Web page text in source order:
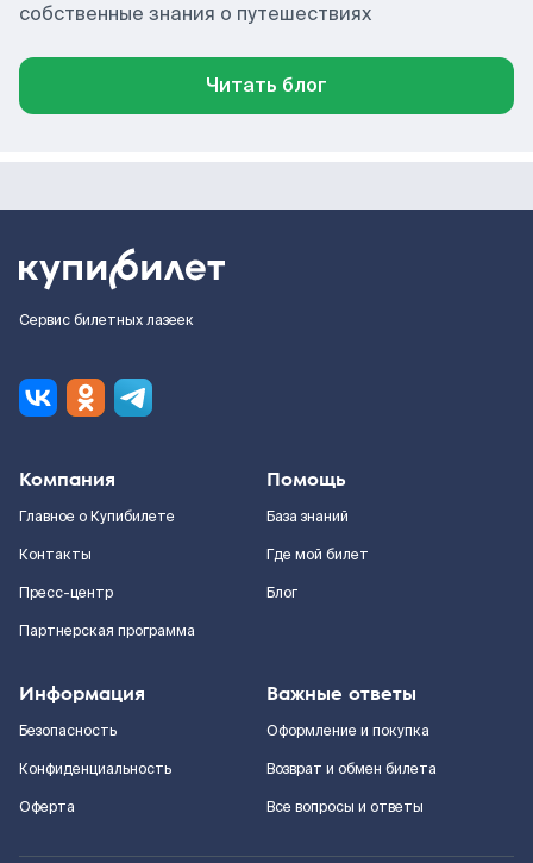
собственные знания о путешествиях
Читать блог
Сервис билетных лазеек
Компания
Главное о Купибилете
Контакты
Пресс-центр
Партнерская программа
Помощь
База знаний
Где мой билет
Блог
Информация
Безопасность
Конфиденциальность
Оферта
Важные ответы
Оформление и покупка
Возврат и обмен билета
Все вопросы и ответы